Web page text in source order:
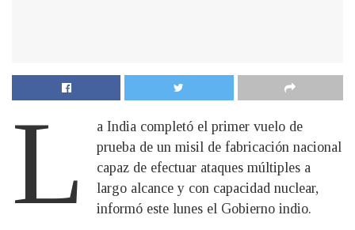
L
a India completó el primer vuelo de
prueba de un misil de fabricación nacional
capaz de efectuar ataques múltiples a
largo alcance y con capacidad nuclear,
informó este lunes el Gobierno indio.